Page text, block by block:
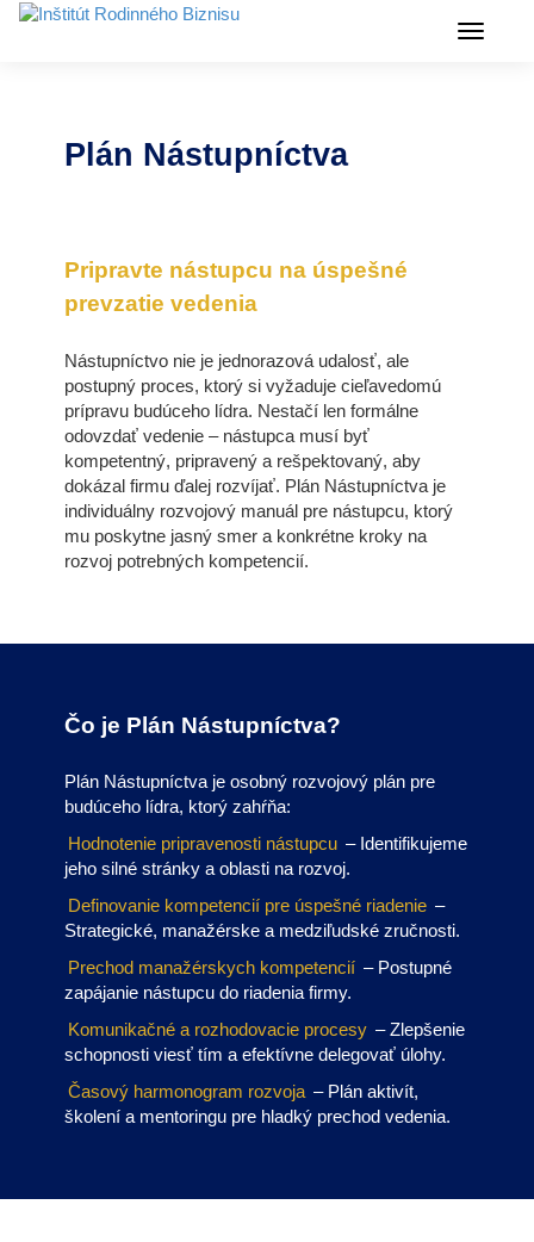
Menu
Plán Nástupníctva
Pripravte nástupcu na úspešné
prevzatie vedenia
Nástupníctvo nie je jednorazová udalosť, ale
postupný proces, ktorý si vyžaduje cieľavedomú
prípravu budúceho lídra. Nestačí len formálne
odovzdať vedenie – nástupca musí byť
kompetentný, pripravený a rešpektovaný, aby
dokázal firmu ďalej rozvíjať. Plán Nástupníctva je
individuálny rozvojový manuál pre nástupcu, ktorý
mu poskytne jasný smer a konkrétne kroky na
rozvoj potrebných kompetencií.
Čo je Plán Nástupníctva?
Plán Nástupníctva je osobný rozvojový plán pre
budúceho lídra, ktorý zahŕňa:
Hodnotenie pripravenosti nástupcu – Identifikujeme
jeho silné stránky a oblasti na rozvoj.
Definovanie kompetencií pre úspešné riadenie –
Strategické, manažérske a medziľudské zručnosti.
Prechod manažérskych kompetencií – Postupné
zapájanie nástupcu do riadenia firmy.
Komunikačné a rozhodovacie procesy – Zlepšenie
schopnosti viesť tím a efektívne delegovať úlohy.
Časový harmonogram rozvoja – Plán aktivít,
školení a mentoringu pre hladký prechod vedenia.